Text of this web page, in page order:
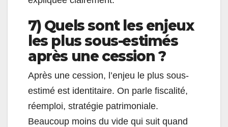
7) Quels sont les enjeux
les plus sous-estimés
après une cession ?
Après une cession, l’enjeu le plus sous-
estimé est identitaire. On parle fiscalité,
réemploi, stratégie patrimoniale.
Beaucoup moins du vide qui suit quand